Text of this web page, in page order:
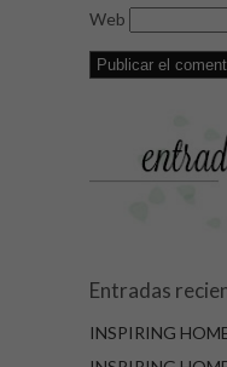
Web
Entradas
INSPIRING